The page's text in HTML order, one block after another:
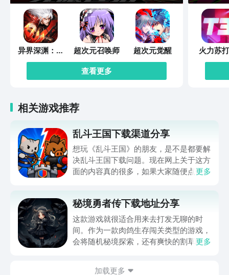
异界深渊：觉
醒
超次元召唤师
超次元觉醒
查看更多
火力苏
相关游戏推荐
乱斗王国下载渠道分享
想玩《乱斗王国》的朋友，是不是都要解
决乱斗王国下载问题。现在网上关于这方
面的内容真的很多，如果大家随便点击陌
app进行下载会更加方便，九游是手游福
利最多的游戏平台，在这里不仅能够看到
游戏资源，还能及时查看后续的消息、活
动内容等相关信息。
更多
秘境勇者传下载地址分享
这款游戏就很适合用来去打发无聊的时
间。作为一款肉鸽生存闯关类型的游戏，
会将随机秘境探索，还有爽快的割草闯关
更多
加载更多